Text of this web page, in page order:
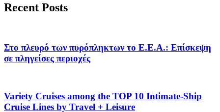
Recent Posts
Στο πλευρό των πυρόπληκτων το Ε.Ε.Α.: Επίσκεψη
σε πληγείσες περιοχές
Variety Cruises among the TOP 10 Intimate-Ship
Cruise Lines by Travel + Leisure